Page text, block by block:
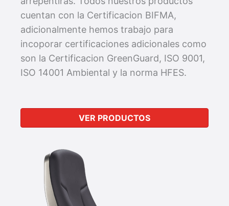
cuentan con la Certificacion BIFMA,
adicionalmente hemos trabajo para
incoporar certificaciones adicionales como
son la Certificacion GreenGuard, ISO 9001,
ISO 14001 Ambiental y la norma HFES.
VER PRODUCTOS